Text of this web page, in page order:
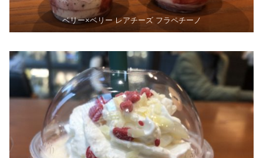
ベリー×ベリー レアチーズ フラペチーノ